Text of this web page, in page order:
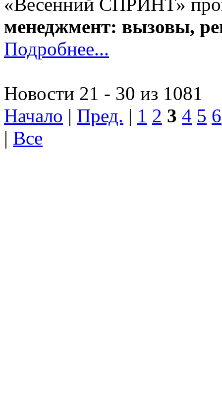
«Весенний СПРИНТ»
менеджмент: вызовы,
Подробнее...
Новости 21 - 30 из 1081
Начало | Пред. | 1 2 3 4 5 6
| Все